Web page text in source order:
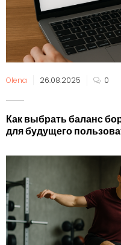
Olena 26.08.2025 0
Как выбрать баланс
для будущего